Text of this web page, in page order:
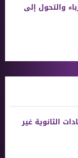
والتحول إلى
الثانوية ‏غير